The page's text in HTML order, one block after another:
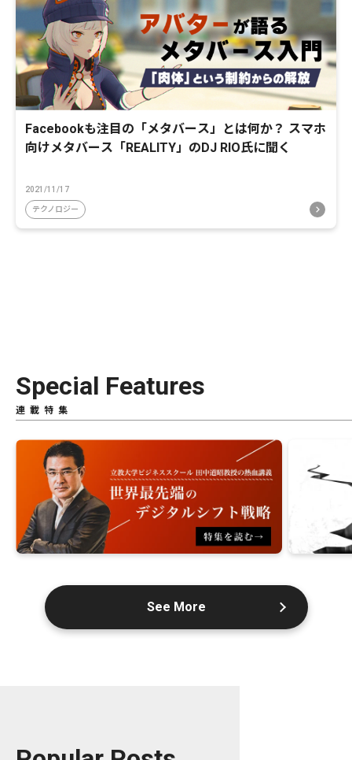
Facebookも注目の「メタバース」とは何か？ スマホ
向けメタバース「REALITY」のDJ RIO氏に聞く
2021/11/17
テクノロジー
Special Features
連載特集
See More